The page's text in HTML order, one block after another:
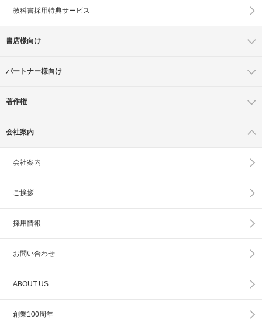
教科書採用特典サービス
書店様向け
パートナー様向け
著作権
会社案内
会社案内
ご挨拶
採用情報
お問い合わせ
ABOUT US
創業100周年